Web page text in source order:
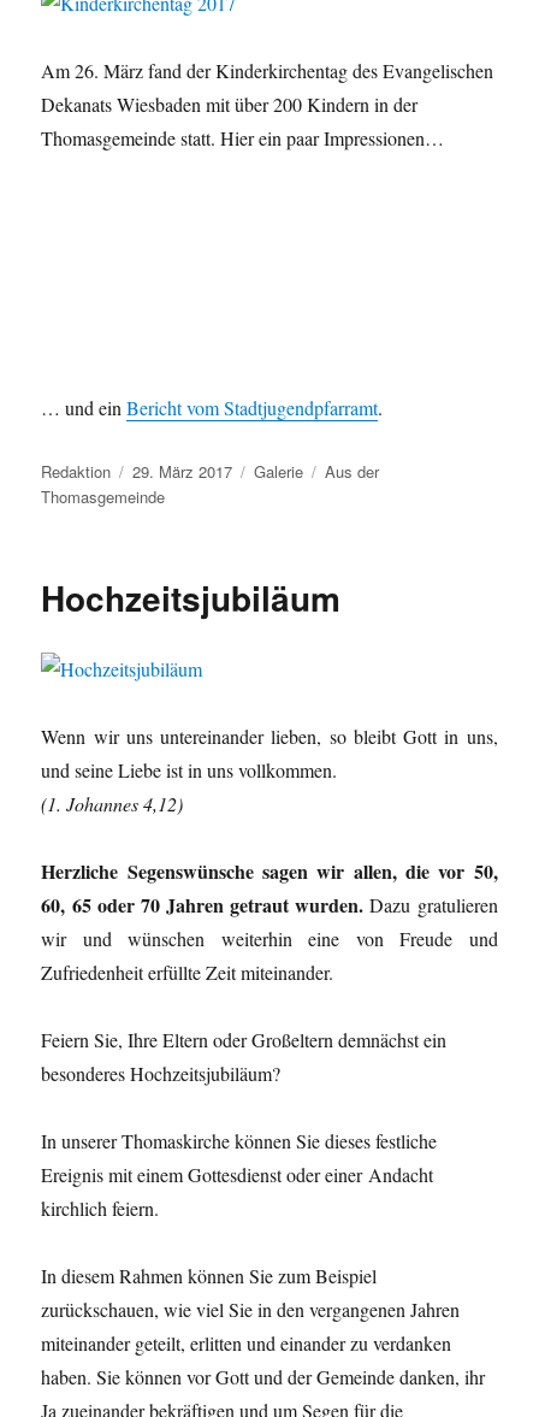
Am 26. März fand der Kinderkirchentag des Evangelischen
Dekanats Wiesbaden mit über 200 Kindern in der
Thomasgemeinde statt. Hier ein paar Impressionen…
… und einBericht vom Stadtjugendpfarramt.
Autor
Redaktion
Veröffentlicht
am
29. März 2017 Format
Galerie Kategorien
Aus der
Thomasgemeinde
Hochzeitsjubiläum
Wenn wir uns untereinander lieben, so bleibt Gott in uns,
und seine Liebe ist in uns vollkommen.
(1. Johannes 4,12)
Herzliche Segenswünsche sagen wir allen, die vor 50,
60, 65 oder 70 Jahren getraut wurden. Dazu gratulieren
wir und wünschen weiterhin eine von Freude und
Zufriedenheit erfüllte Zeit miteinander.
Feiern Sie, Ihre Eltern oder Großeltern demnächst ein
besonderes Hochzeitsjubiläum?
In unserer Thomaskirche können Sie dieses festliche
Ereignis mit einem Gottesdienst oder einer Andacht
kirchlich feiern.
In diesem Rahmen können Sie zum Beispiel
zurückschauen, wie viel Sie in den vergangenen Jahren
miteinander geteilt, erlitten und einander zu verdanken
haben. Sie können vor Gott und der Gemeinde danken, ihr
Ja zueinander bekräftigen und um Segen für die